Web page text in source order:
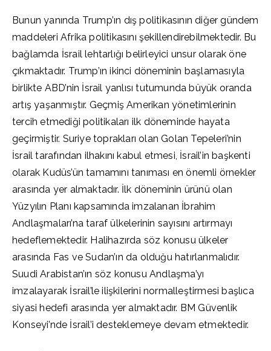
Bunun yanında Trump’ın dış politikasının diğer gündem
maddeleri Afrika politikasını şekillendirebilmektedir. Bu
bağlamda İsrail lehtarlığı belirleyici unsur olarak öne
çıkmaktadır. Trump’ın ikinci döneminin başlamasıyla
birlikte ABD’nin İsrail yanlısı tutumunda büyük oranda
artış yaşanmıştır. Geçmiş Amerikan yönetimlerinin
tercih etmediği politikaları ilk döneminde hayata
geçirmiştir. Suriye toprakları olan Golan Tepeleri’nin
İsrail tarafından ilhakını kabul etmesi, İsrail’in başkenti
olarak Kudüs’ün tamamını tanıması en önemli örnekler
arasında yer almaktadır. İlk döneminin ürünü olan
Yüzyılın Planı kapsamında imzalanan İbrahim
Andlaşmaları’na taraf ülkelerinin sayısını artırmayı
hedeflemektedir. Halihazırda söz konusu ülkeler
arasında Fas ve Sudan’ın da olduğu hatırlanmalıdır.
Suudi Arabistan’ın söz konusu Andlaşma’yı
imzalayarak İsrail’le ilişkilerini normalleştirmesi başlıca
siyasi hedefi arasında yer almaktadır. BM Güvenlik
Konseyi’nde İsrail’i desteklemeye devam etmektedir.